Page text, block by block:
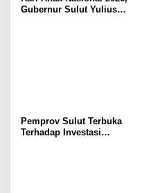
Gubernur Sulut Yulius
Pemprov Sulut Terbuka
Terhadap Investasi